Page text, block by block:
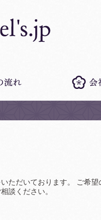
ただいております。 ご希望
談ください。